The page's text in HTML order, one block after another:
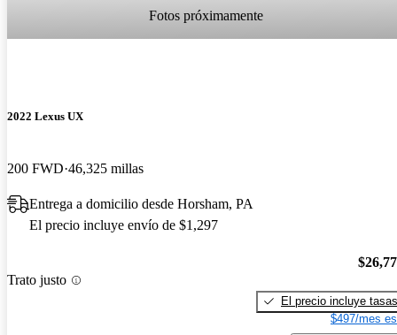
Fotos próximamente
2022 Lexus UX
200 FWD 46,325 millas
Entrega a domicilio desde Horsham, PA
El precio incluye envío de $1,297
Trato justo
El precio incluye tasas
$497/mes